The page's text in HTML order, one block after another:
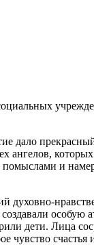
дало
ангелов,
и
духовно-
особую
дети. Лица
счастья